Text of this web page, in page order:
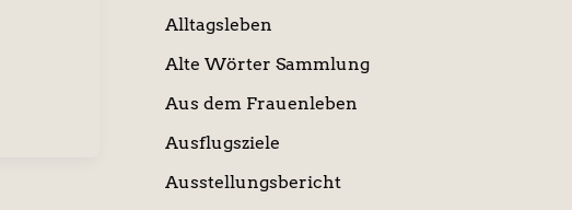
Alltagsleben
Alte Wörter Sammlung
Aus dem Frauenleben
Ausflugsziele
Ausstellungsbericht